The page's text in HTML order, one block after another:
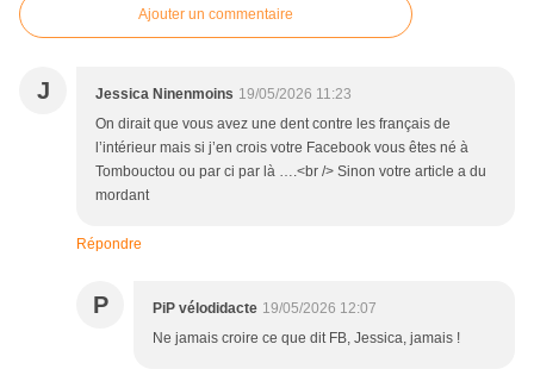
Ajouter un commentaire
J Jessica Ninenmoins 19/05/2026 11:23
On dirait que vous avez une dent contre les français de
l’intérieur mais si j’en crois votre Facebook vous êtes né à
Tombouctou ou par ci par là ….<br /> Sinon votre article a du
mordant
Répondre
P PiP vélodidacte 19/05/2026 12:07
Ne jamais croire ce que dit FB, Jessica, jamais !